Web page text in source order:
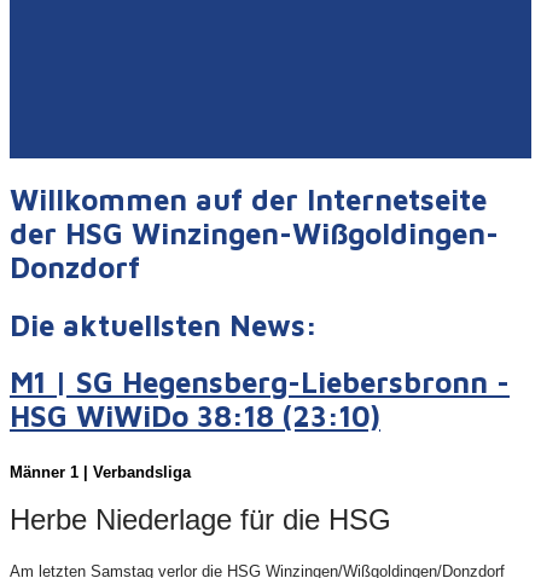
Willkommen auf der Internetseite
der HSG Winzingen-Wißgoldingen-
Donzdorf
Die aktuellsten News:
M1 | SG Hegensberg-Liebersbronn -
HSG WiWiDo 38:18 (23:10)
Männer 1 | Verbandsliga
Herbe Niederlage für die HSG
Am letzten Samstag verlor die HSG Winzingen/Wißgoldingen/Donzdorf